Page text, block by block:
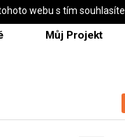
Můj Projekt
webu s tím souhlasíte.